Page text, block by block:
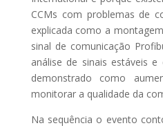
CCMs com problemas de
explicada como a
sinal de comunicação
análise de sinais estáveis
demonstrado como
monitorar a qualidade da
Na sequência o evento